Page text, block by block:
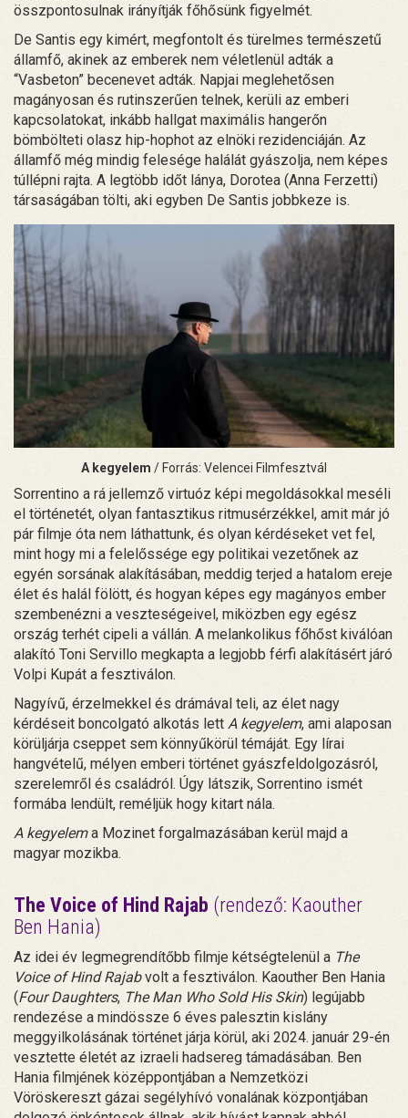
összpontosulnak irányítják főhősünk figyelmét.
De Santis egy kimért, megfontolt és türelmes természetű
államfő, akinek az emberek nem véletlenül adták a
“Vasbeton” becenevet adták. Napjai meglehetősen
magányosan és rutinszerűen telnek, kerüli az emberi
kapcsolatokat, inkább hallgat maximális hangerőn
bömbölteti olasz hip-hophot az elnöki rezidenciáján. Az
államfő még mindig felesége halálát gyászolja, nem képes
túllépni rajta. A legtöbb időt lánya, Dorotea (Anna Ferzetti)
társaságában tölti, aki egyben De Santis jobbkeze is.
A kegyelem / Forrás: Velencei Filmfesztvál
Sorrentino a rá jellemző virtuóz képi megoldásokkal meséli
el történetét, olyan fantasztikus ritmusérzékkel, amit már jó
pár filmje óta nem láthattunk, és olyan kérdéseket vet fel,
mint hogy mi a felelőssége egy politikai vezetőnek az
egyén sorsának alakításában, meddig terjed a hatalom ereje
élet és halál fölött, és hogyan képes egy magányos ember
szembenézni a veszteségeivel, miközben egy egész
ország terhét cipeli a vállán. A melankolikus főhőst kiválóan
alakító Toni Servillo megkapta a legjobb férfi alakításért járó
Volpi Kupát a fesztiválon.
Nagyívű, érzelmekkel és drámával teli, az élet nagy
kérdéseit boncolgató alkotás lett A kegyelem, ami alaposan
körüljárja cseppet sem könnyűkörül témáját. Egy lírai
hangvételű, mélyen emberi történet gyászfeldolgozásról,
szerelemről és családról. Úgy látszik, Sorrentino ismét
formába lendült, reméljük hogy kitart nála.
A kegyelema Mozinet forgalmazásában kerül majd a
magyar mozikba.
The Voice of Hind Rajab (rendező: Kaouther
Ben Hania)
Az idei év legmegrendítőbb filmje kétségtelenül a The
Voice of Hind Rajabvolt a fesztiválon. Kaouther Ben Hania
(Four Daughters, The Man Who Sold His Skin) legújabb
rendezése a mindössze 6 éves palesztin kislány
meggyilkolásának történet járja körül, aki 2024. január 29-én
vesztette életét az izraeli hadsereg támadásában. Ben
Hania filmjének középpontjában a Nemzetközi
Vöröskereszt gázai segélyhívó vonalának központjában